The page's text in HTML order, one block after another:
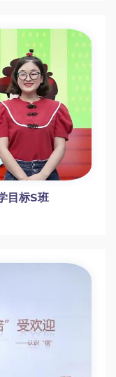
目标S班